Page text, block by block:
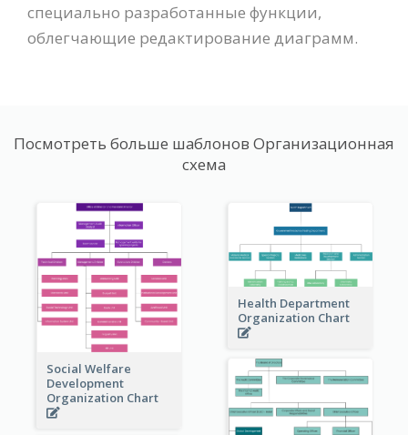
специально разработанные функции,
облегчающие редактирование диаграмм.
Посмотреть больше шаблонов Организационная
схема
Social Welfare
Development
Organization Chart
Health Department
Organization Chart